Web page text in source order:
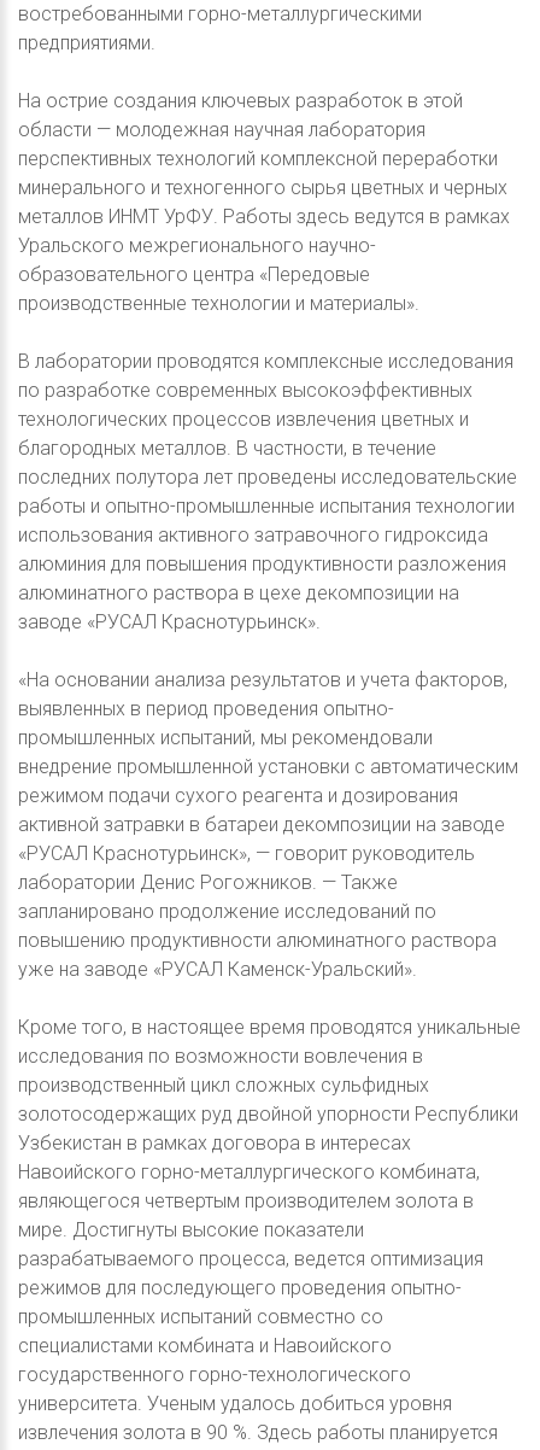
востребованными горно-металлургическими
предприятиями.
На острие создания ключевых разработок в этой
области — молодежная научная лаборатория
перспективных технологий комплексной переработки
минерального и техногенного сырья цветных и черных
металлов ИНМТ УрФУ. Работы здесь ведутся в рамках
Уральского межрегионального научно-
образовательного центра «Передовые
производственные технологии и материалы».
В лаборатории проводятся комплексные исследования
по разработке современных высокоэффективных
технологических процессов извлечения цветных и
благородных металлов. В частности, в течение
последних полутора лет проведены исследовательские
работы и опытно-промышленные испытания технологии
использования активного затравочного гидроксида
алюминия для повышения продуктивности разложения
алюминатного раствора в цехе декомпозиции на
заводе «РУСАЛ Краснотурьинск».
«На основании анализа результатов и учета факторов,
выявленных в период проведения опытно-
промышленных испытаний, мы рекомендовали
внедрение промышленной установки с автоматическим
режимом подачи сухого реагента и дозирования
активной затравки в батареи декомпозиции на заводе
«РУСАЛ Краснотурьинск», — говорит руководитель
лаборатории Денис Рогожников. — Также
запланировано продолжение исследований по
повышению продуктивности алюминатного раствора
уже на заводе «РУСАЛ Каменск-Уральский».
Кроме того, в настоящее время проводятся уникальные
исследования по возможности вовлечения в
производственный цикл сложных сульфидных
золотосодержащих руд двойной упорности Республики
Узбекистан в рамках договора в интересах
Навоийского горно-металлургического комбината,
являющегося четвертым производителем золота в
мире. Достигнуты высокие показатели
разрабатываемого процесса, ведется оптимизация
режимов для последующего проведения опытно-
промышленных испытаний совместно со
специалистами комбината и Навоийского
государственного горно-технологического
университета. Ученым удалось добиться уровня
извлечения золота в 90 %. Здесь работы планируется